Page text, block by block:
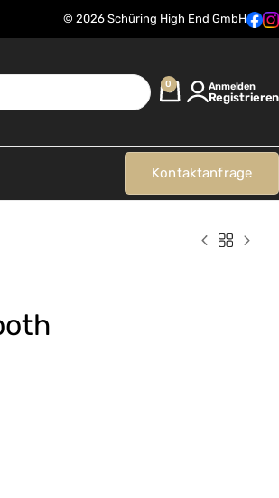
© 2026 Schüring High End GmbH
0 Anmelden
Registrieren
Kontaktanfrage